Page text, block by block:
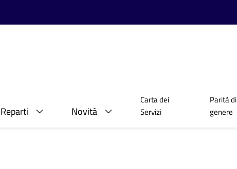
Reparti Novità
Carta dei
Servizi
Parità di
genere